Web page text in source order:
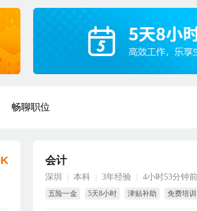
畅聊职位
会计
深圳 本科 3年经验 4小时53分钟
五险一金 5天8小时 津贴补助 免费培训